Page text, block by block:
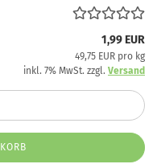
1,99 EUR
49,75 EUR pro kg
inkl. 7% MwSt. zzgl. Versand